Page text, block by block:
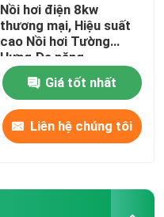
Nồi hơi điện 8kw
thương mại, Hiệu suất
cao Nồi hơi Tường
Hưng Đa năng
Giá tốt nhất
Liên hệ chúng tôi